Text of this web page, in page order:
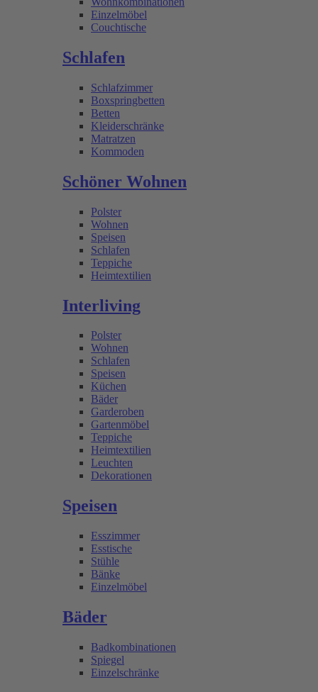
Einzelmöbel
Couchtische
Schlafen
Schlafzimmer
Boxspringbetten
Betten
Kleiderschränke
Matratzen
Kommoden
Schöner Wohnen
Polster
Wohnen
Speisen
Schlafen
Teppiche
Heimtextilien
Interliving
Polster
Wohnen
Schlafen
Speisen
Küchen
Bäder
Garderoben
Gartenmöbel
Teppiche
Heimtextilien
Leuchten
Dekorationen
Speisen
Esszimmer
Esstische
Stühle
Bänke
Einzelmöbel
Bäder
Badkombinationen
Spiegel
Einzelschränke